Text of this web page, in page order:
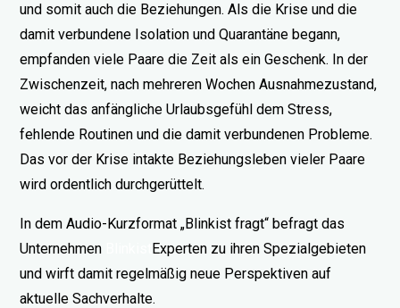
und somit auch die Beziehungen. Als die Krise und die
damit verbundene Isolation und Quarantäne begann,
empfanden viele Paare die Zeit als ein Geschenk. In der
Zwischenzeit, nach mehreren Wochen Ausnahmezustand,
weicht das anfängliche Urlaubsgefühl dem Stress,
fehlende Routinen und die damit verbundenen Probleme.
Das vor der Krise intakte Beziehungsleben vieler Paare
wird ordentlich durchgerüttelt.
In dem Audio-Kurzformat „Blinkist fragt“ befragt das
Unternehmen
Experten zu ihren Spezialgebieten
und wirft damit regelmäßig neue Perspektiven auf
aktuelle Sachverhalte.